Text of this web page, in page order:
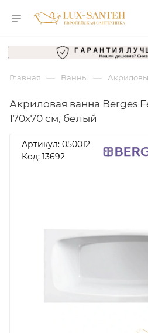
Главная — Ванны —
Акриловая ванна Berges
170х70 см, белый
Артикул: 050012
Код: 13692